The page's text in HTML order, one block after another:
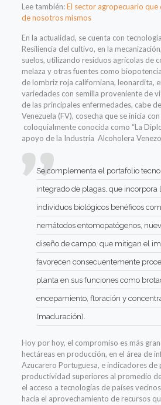
Lee también:El sector agropecuario
de nosotros mismos
En la actualidad, se cuenta con
Resiliencia del cultivo, en la mecanización,
suelos, utilizando residuos agrícolas de
melaza y otras fuentes como
de lombriz roja californiana, leonardita,
variedades con semilla proveniente dev
de las principales enfermedades, cabe
Venezuela (FV), cosecha que se inicia
coloquialmente conocida como “La
apoyo de la Industria Alcoholera
Se complementa el portafolio
integrado de plagas, que incorpora
individuos biológicos benéficos
nemátodos entomopatógenos,
diseño de campo, que mitigan el
favorecen consecuentemente
planta en sus funciones como
encepamiento, floración y
(maduración)
Hoy por hoy, el compromiso es más
hectáreas en producción, en el área de
Azucarero Portuguesa, e indicadores de
productividad superioresal promedio
el acceso a tecnologíasde países
hacia el aprovechamiento de recursos